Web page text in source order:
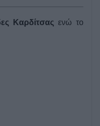
Καρδίτσας ενώ το